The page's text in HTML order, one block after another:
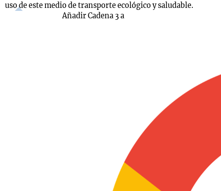
uso de este medio de transporte ecológico y saludable.
Añadir Cadena 3 a